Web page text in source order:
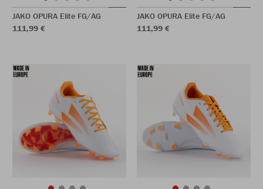
JAKO OPURA Elite FG/AG
111,99 €
JAKO OPURA Elite FG/AG
111,99 €